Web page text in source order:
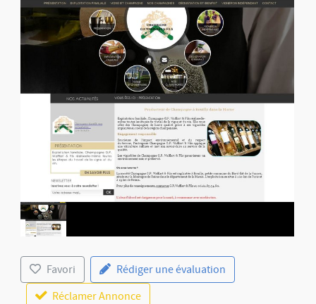
Favori
Rédiger une évaluation
Réclamer Annonce